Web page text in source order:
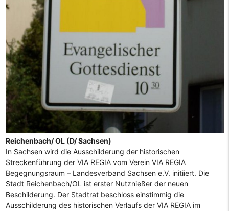
Reichenbach/ OL (D/ Sachsen)
In Sachsen wird die Ausschilderung der historischen
Streckenführung der VIA REGIA vom Verein VIA REGIA
Begegnungsraum – Landesverband Sachsen e.V. initiiert. Die
Stadt Reichenbach/OL ist erster Nutznießer der neuen
Beschilderung. Der Stadtrat beschloss einstimmig die
Ausschilderung des historischen Verlaufs der VIA REGIA im